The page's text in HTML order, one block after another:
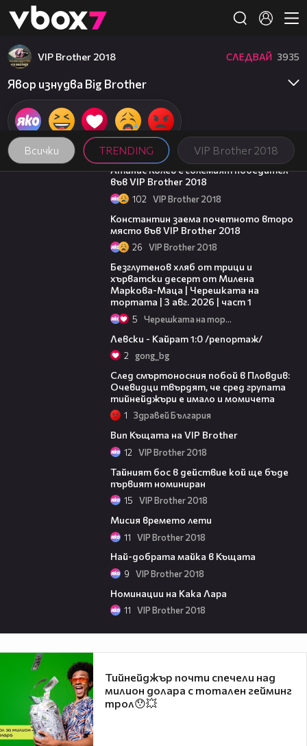
👾
Всички TRENDING VIP Brother 2018
VIP Brother 2018 СЛЕДВАЙ 3935
Явор изнудва Big Brother
06:03
Атанас Колев е големият победител
във VIP Brother 2018
102 VIP Brother 2018
Константин заема почетното второ
място във VIP Brother 2018
26 VIP Brother 2018
Безглутенов хляб от трици и
хърватски десерт от Милена
Маркова-Маца | Черешката на
тортата | 3 авг. 2026 | част 1
5 Черешката на тортата
Левски - Кайрат 1:0 /репортаж/
2 gong_bg
След смъртоносния побой в Пловдив:
Очевидци твърдят, че сред групата
тийнейджъри е имало и момичета
1 Здравей България
Вип Къщата на VIP Brother
12 VIP Brother 2018
Тайният бос в действие кой ще бъде
първият номиниран
15 VIP Brother 2018
Мисия времето лети
11 VIP Brother 2018
Най-добрата майка в Къщата
9 VIP Brother 2018
Номинации на Кака Лара
11 VIP Brother 2018
Тийнейджър почти спечели над
милион долара с тотален гейминг
трол😯💥